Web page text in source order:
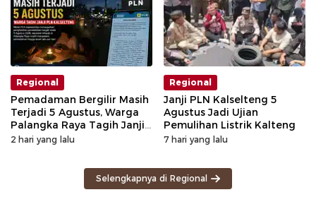
Regional
Pemadaman Bergilir Masih
Terjadi 5 Agustus, Warga
Palangka Raya Tagih Janji
GM PLN Kaltengsel
2 hari yang lalu
Regional
Janji PLN Kalselteng 5
Agustus Jadi Ujian
Pemulihan Listrik Kalteng
7 hari yang lalu
Selengkapnya di Regional